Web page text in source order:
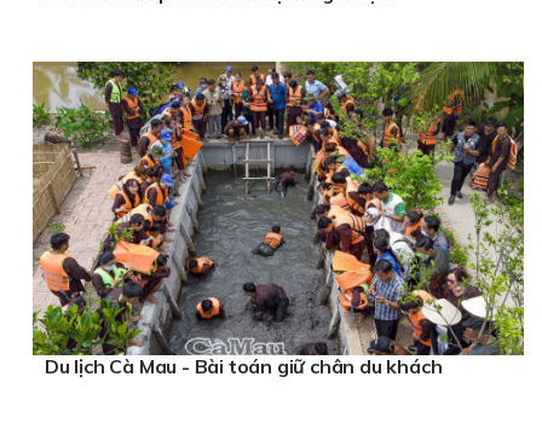
Du lịch Cà Mau - Bài toán giữ chân du khách